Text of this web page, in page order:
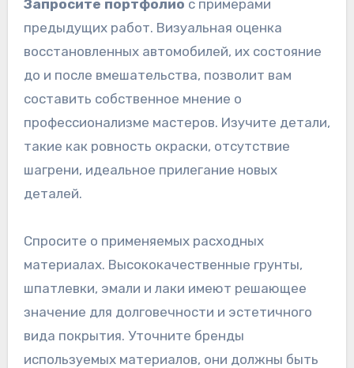
Запросите портфолио с примерами
предыдущих работ. Визуальная оценка
восстановленных автомобилей, их состояние
до и после вмешательства, позволит вам
составить собственное мнение о
профессионализме мастеров. Изучите детали,
такие как ровность окраски, отсутствие
шагрени, идеальное прилегание новых
деталей.
Спросите о применяемых расходных
материалах. Высококачественные грунты,
шпатлевки, эмали и лаки имеют решающее
значение для долговечности и эстетичного
вида покрытия. Уточните бренды
используемых материалов, они должны быть